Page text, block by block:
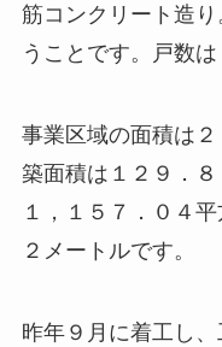
筋コンクリート造
うことです。戸数は
事業区域の面積は
築面積は１２９．
１，１５７．０４
２メートルです。
昨年９月に着工し